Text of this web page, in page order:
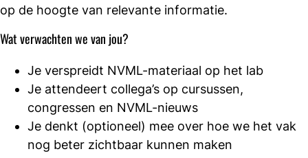
op de hoogte van relevante informatie.
Wat verwachten we van jou?
Je verspreidt NVML-materiaal op het lab
Je attendeert collega’s op cursussen,
congressen en NVML-nieuws
Je denkt (optioneel) mee over hoe we het vak
nog beter zichtbaar kunnen maken